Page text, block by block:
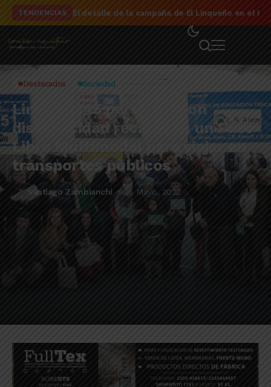
TENDENCIAS El detalle de la campaña de El Linqueño en el
Destacados Sociedad
Lincoln: 145 personas con
discapacidad recibieron un Pase
Libre Multimodal para viajar en
transportes públicos
Santiago Zambianchi 26 Mayo, 2022